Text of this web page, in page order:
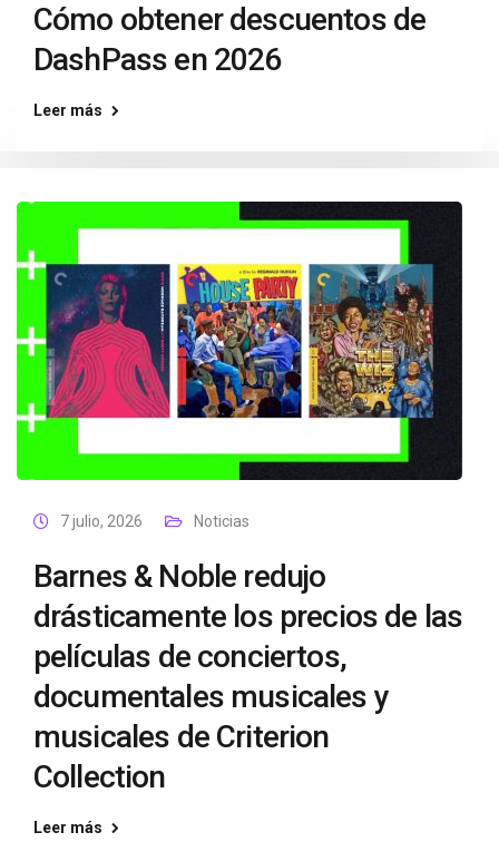
Cómo obtener descuentos de
DashPass en 2026
Leer más
7 julio, 2026 Noticias
Barnes & Noble redujo
drásticamente los precios de las
películas de conciertos,
documentales musicales y
musicales de Criterion
Collection
Leer más